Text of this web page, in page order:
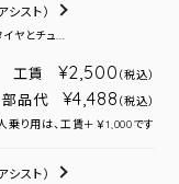
シスト）
ヤとチュ...
工賃 ¥2,500 （税込）
部品代 ¥4,488 （税込）
乗り用は、工賃＋￥1,000です
シスト）